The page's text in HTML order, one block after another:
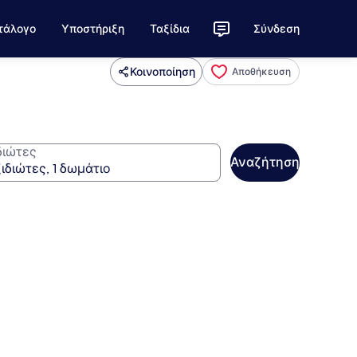
Υποστήριξη Ταξίδια Σύνδεση
Κοινοποίηση Αποθήκευση
Αναζήτηση